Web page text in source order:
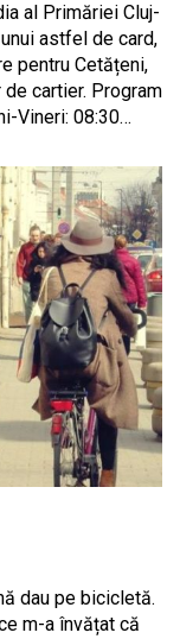
al Primăriei Cluj-
astfel de card,
pentru Cetățeni,
cartier. Program
Vineri: 08:30…
dau pe bicicletă.
m-a învățat că